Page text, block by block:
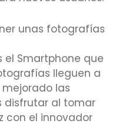
unas fotografías
el Smartphone que
lleguen a
mejorado las
disfrutar al tomar
con el innovador